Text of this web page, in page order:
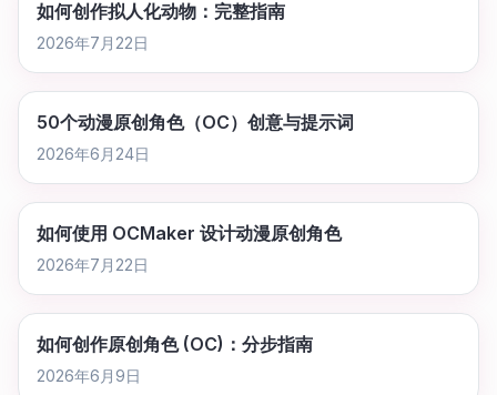
如何创作拟人化动物：完整指南
2026年7月22日
50个动漫原创角色（OC）创意与提示词
2026年6月24日
如何使用 OCMaker 设计动漫原创角色
2026年7月22日
如何创作原创角色 (OC)：分步指南
2026年6月9日